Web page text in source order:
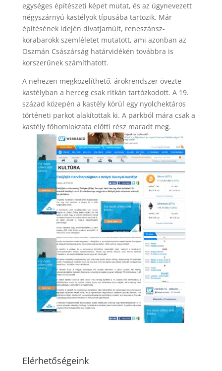
egységes építészeti képet mutat, és az úgynevezett
négyszárnyú kastélyok típusába tartozik. Már
építésének idején divatjamúlt, reneszánsz-
korabarokk szemléletet mutatott, ami azonban az
Oszmán Császárság határvidékén továbbra is
korszerűnek számíthatott.
A nehezen megközelíthető, árokrendszer övezte
kastélyban a herceg csak ritkán tartózkodott. A 19.
század közepén a kastély körül egy nyolchektáros
történeti parkot alakítottak ki. A parkból mára csak a
kastély főhomlokzata előtti rész maradt meg.
Elérhetőségeink